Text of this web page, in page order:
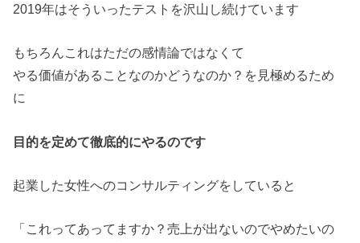
2019年はそういったテストを沢山し続けています
もちろんこれはただの感情論ではなくて
やる価値があることなのかどうなのか？を見極めるため
に
目的を定めて徹底的にやるのです
起業した女性へのコンサルティングをしていると
「これってあってますか？売上が出ないのでやめたいの